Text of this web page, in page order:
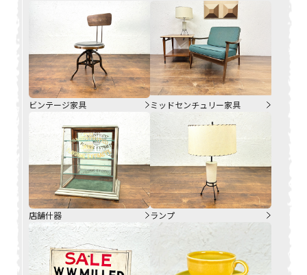
ビンテージ家具 ミッドセンチュリー家具
店舗什器 ランプ